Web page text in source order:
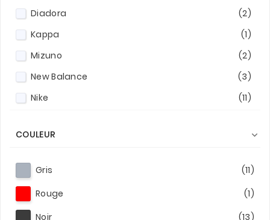
Diadora
(2)
Kappa
(1)
Mizuno
(2)
New Balance
(3)
Nike
(11)
Under Armour
COULEUR 
Gris
(11)
Rouge
(1)
Noir
(13)